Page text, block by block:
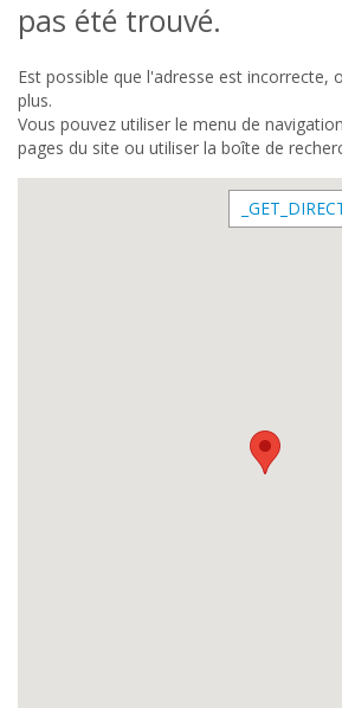
pas été trouvé.
Est possible que l'adresse est incorrecte,
plus.
Vous pouvez utiliser le menu de
pages du site ou utiliser la boîte de